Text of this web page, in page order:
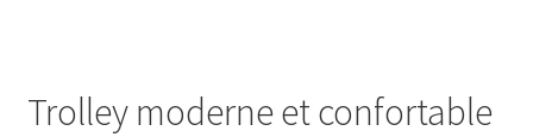
Trolley moderne et confortable